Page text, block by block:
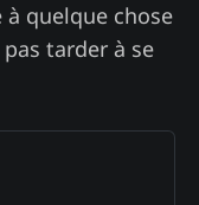
quelque chose
tarder à se